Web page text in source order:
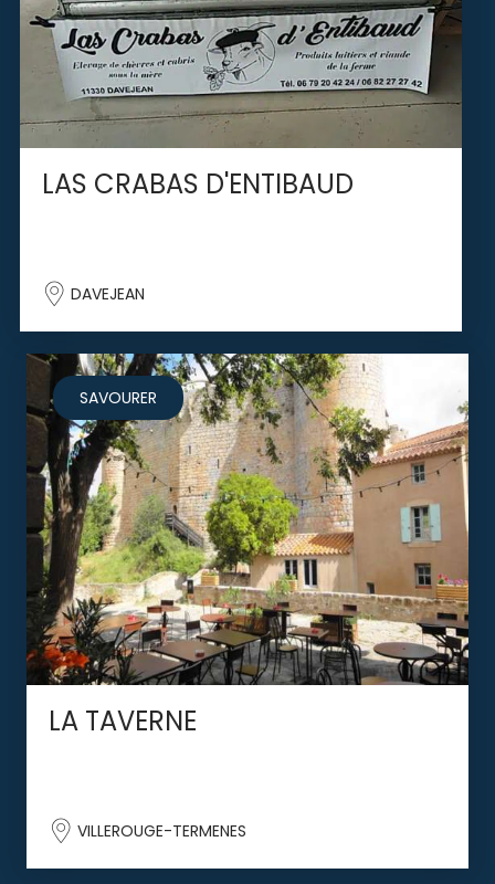
LAS CRABAS D'ENTIBAUD
DAVEJEAN
SAVOURER
LA TAVERNE
VILLEROUGE-TERMENES